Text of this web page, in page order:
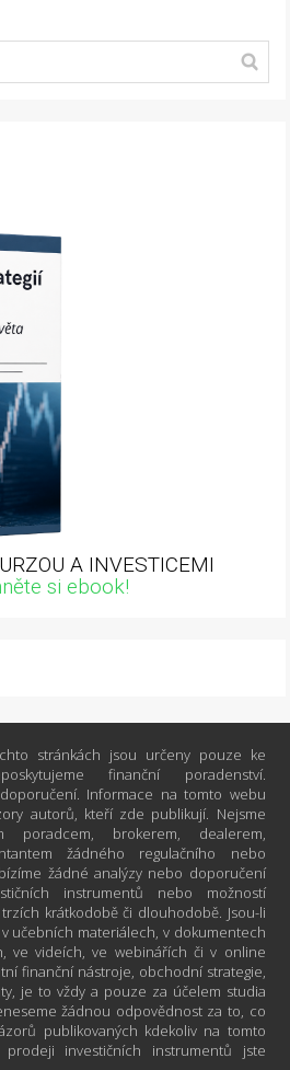
A INVESTICEMI
si ebook!
stránkách jsou určeny pouze ke
finanční poradenství.
Informace na tomto webu
autorů, kteří zde publikují. Nejsme
poradcem, brokerem, dealerem,
žádného regulačního nebo
žádné analýzy nebo doporučení
instrumentů nebo možností
krátkodobě či dlouhodobě. Jsou-li
učebních materiálech, v dokumentech
ve videích, ve webinářích či v online
finanční nástroje, obchodní strategie,
je to vždy a pouze za účelem studia
žádnou odpovědnost za to, co
publikovaných kdekoliv na tomto
investičních instrumentů jste